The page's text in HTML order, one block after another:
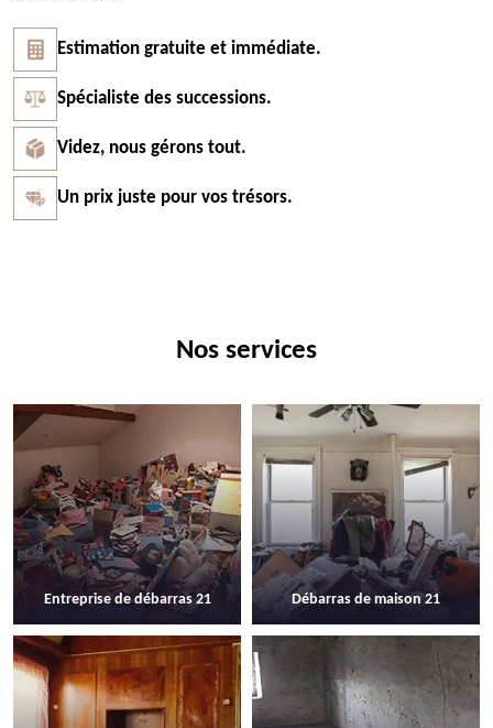
Estimation gratuite et immédiate.
Spécialiste des successions.
Videz, nous gérons tout.
Un prix juste pour vos trésors.
Nos services
Entreprise de débarras 21 Débarras de maison 21